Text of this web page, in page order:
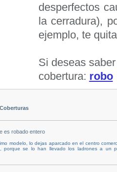
desperfectos
la cerradura),
ejemplo, te
Si deseas
cobertura: robo
Coberturas
es robado entero
modelo, lo dejas aparcado en el centro
se lo han llevado los ladrones a un